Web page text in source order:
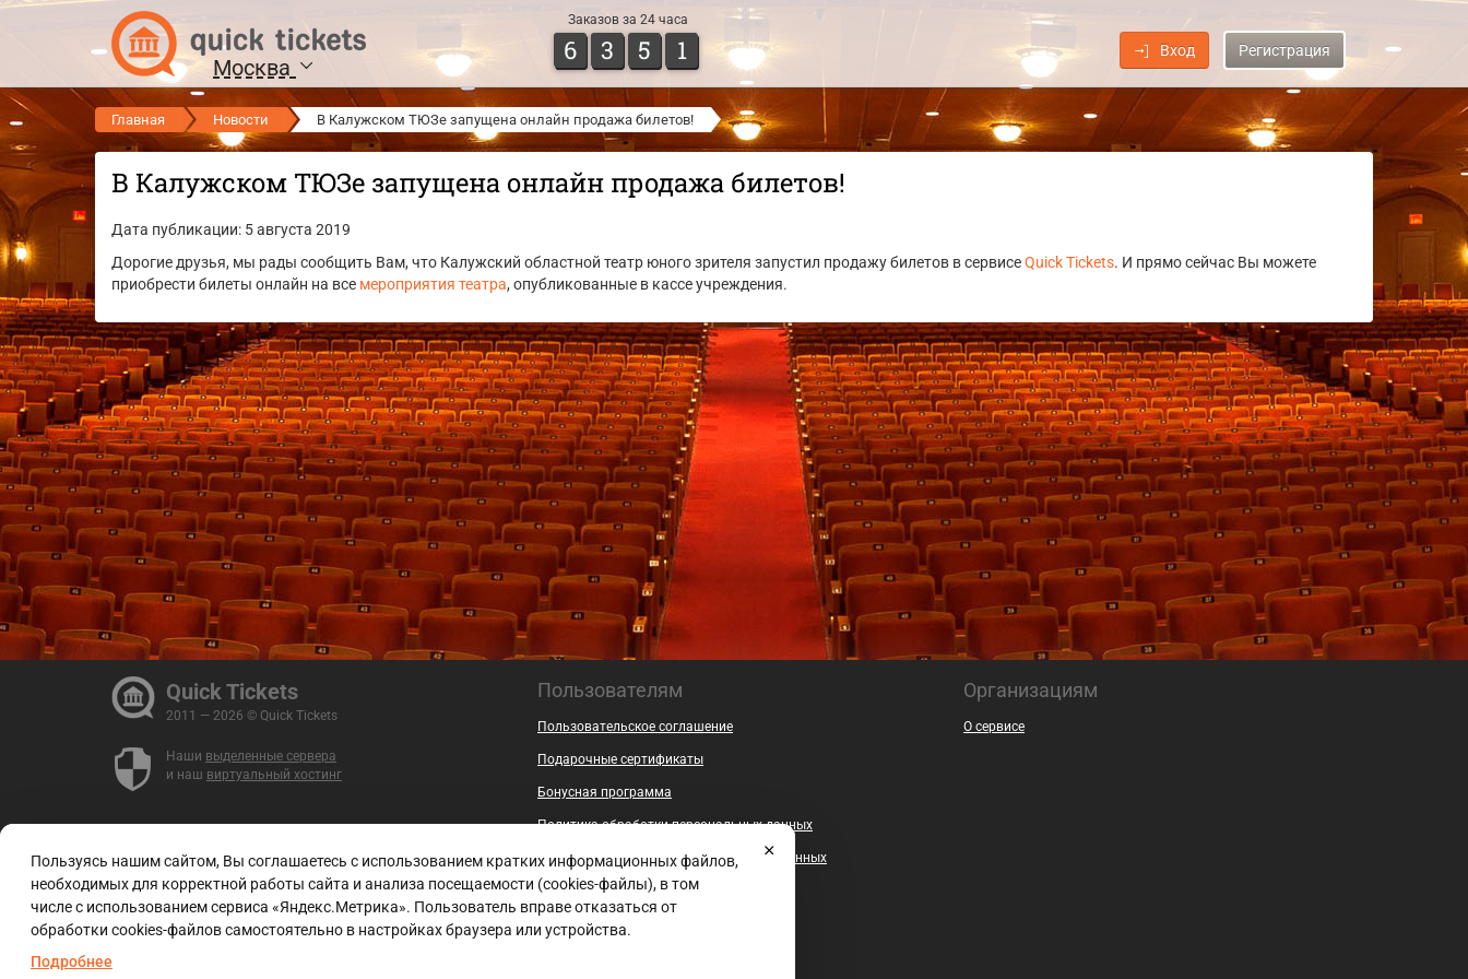
Москва
Заказов за 24 часа
6 3 5 1 Вход Регистрация
Главная Новости В Калужском ТЮЗе запущена онлайн продажа билетов!
В Калужском ТЮЗе запущена онлайн продажа билетов!
Дата публикации: 5 августа 2019
Дорогие друзья, мы рады сообщить Вам, что Калужский областной театр юного зрителя запустил продажу билетов в сервисеQuick Tickets. И прямо сейчас Вы можете
приобрести билеты онлайн на все мероприятия театра, опубликованные в кассе учреждения.
Quick Tickets
2011 — 2026 © Quick Tickets
Наши выделенные сервера
и наш виртуальный хостинг
Пользователям
Пользовательское соглашение
Подарочные сертификаты
Бонусная программа
Политика обработки персональных данных
Согласие на обработку персональных данных
Безопасность
Контакты
Организациям
О сервисе
Пользуясь нашим сайтом, Вы соглашаетесь с использованием кратких информационных файлов,
необходимых для корректной работы сайта и анализа посещаемости (cookies-файлы), в том
числе с использованием сервиса «Яндекс.Метрика». Пользователь вправе отказаться от
обработки cookies-файлов самостоятельно в настройках браузера или устройства.
Подробнее